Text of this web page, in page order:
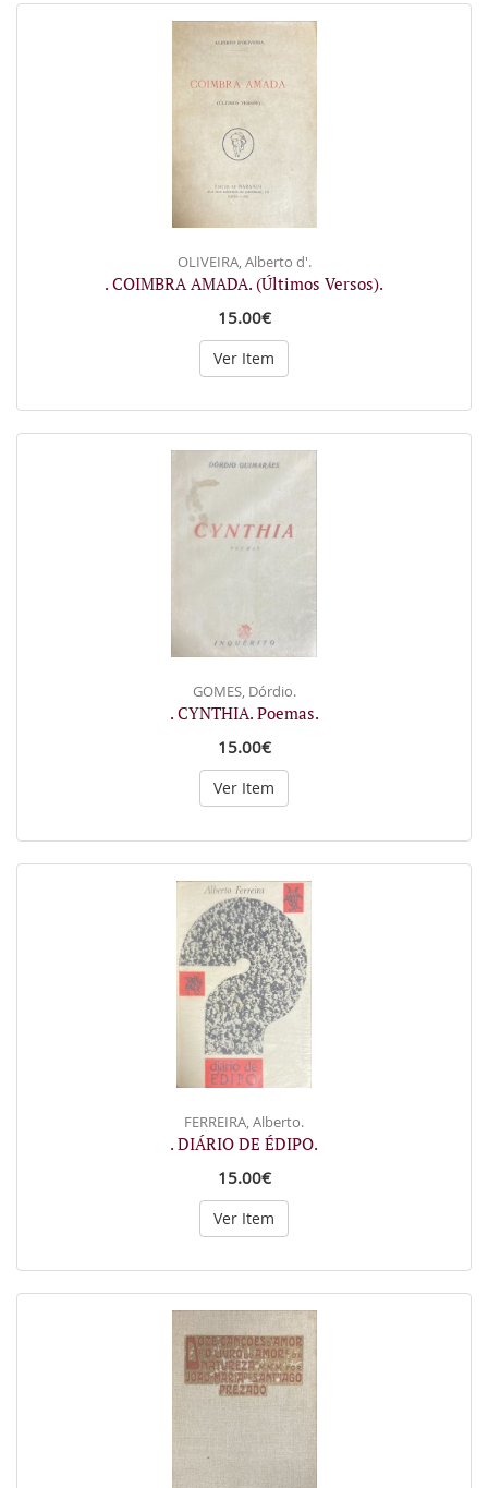
OLIVEIRA, Alberto d'.
. COIMBRA AMADA. (Últimos Versos).
15.00€
Ver Item
GOMES, Dórdio.
. CYNTHIA. Poemas.
15.00€
Ver Item
FERREIRA, Alberto.
. DIÁRIO DE ÉDIPO.
15.00€
Ver Item